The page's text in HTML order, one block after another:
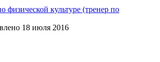
физической культуре (тренер по
18 июля 2016